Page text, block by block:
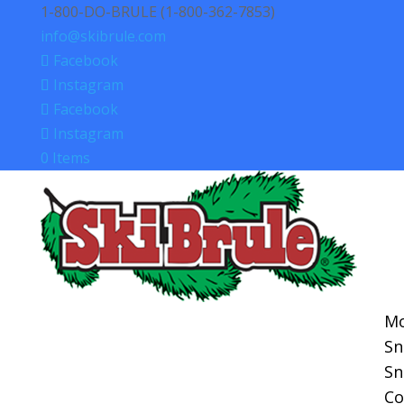
1-800-DO-BRULE (1-800-362-7853)
info@skibrule.com
Facebook
Instagram
Facebook
Instagram
0 Items